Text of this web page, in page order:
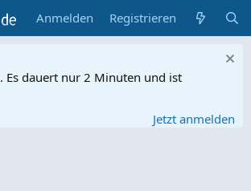
Anmelden Registrieren
. Es dauert nur 2 Minuten und ist
Jetzt anmelden